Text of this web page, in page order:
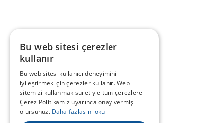
Bu web sitesi çerezler
kullanır
Bu web sitesi kullanıcı deneyimini
iyileştirmek için çerezler kullanır. Web
sitemizi kullanmak suretiyle tüm çerezlere
Çerez Politikamız uyarınca onay vermiş
olursunuz. Daha fazlasını oku